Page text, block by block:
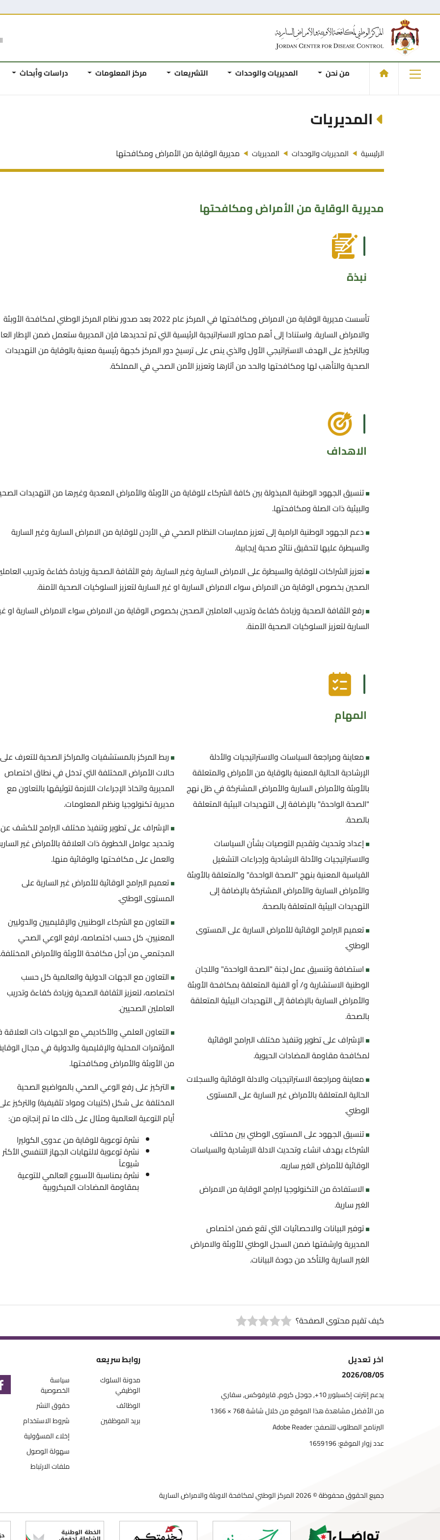
من نحن المديريات والوحدات التشريعات مركز المعلومات دراسات وأبحاث
المديريات
الرئيسية المديريات والوحدات المديريات مديرية الوقاية من الأمراض ومكافحتها
مديرية الوقاية من الأمراض ومكافحتها
نبذة
تأسست مديرية الوقاية من الامراض ومكافحتها في المركز عام 2022 بعد صدور نظام المركز الوطني لمكافحة الأوبئة
والامراض السارية. واستنادا إلى أهم محاور الاستراتيجية الرئيسية التي تم تحديدها فإن المديرية ستعمل ضمن الإطار
وبالتركيز على الهدف الاستراتيجي الأول والذي ينص على ترسيخ دور المركز كجهة رئيسية معنية بالوقاية من التهديدات
الصحية والتأهب لها ومكافحتها والحد من آثارها وتعزيز الأمن الصحي في المملكة.
الاهداف
تنسيق الجهود الوطنية المبذولة بين كافة الشركاء للوقاية من الأوبئة والأمراض المعدية وغيرها من التهديدات
والبيئية ذات الصلة ومكافحتها.
دعم الجهود الوطنية الرامية إلى تعزيز ممارسات النظام الصحي في الأردن للوقاية من الامراض السارية وغير السارية
والسيطرة عليها لتحقيق نتائج صحية إيجابية.
تعزيز الشراكات للوقاية والسيطرة على الامراض السارية وغير السارية. رفع الثقافة الصحية وزيادة كفاءة وتدريب
الصحين بخصوص الوقاية من الامراض سواء الامراض السارية او غير السارية لتعزيز السلوكيات الصحية الآمنة.
رفع الثقافة الصحية وزيادة كفاءة وتدريب العاملين الصحين بخصوص الوقاية من الامراض سواء الامراض السارية او
السارية لتعزيز السلوكيات الصحية الآمنة.
المهام
معاينة ومراجعة السياسات والاستراتيجيات والأدلة
الإرشادية الحالية المعنية بالوقاية من الأمراض والمتعلقة
بالأوبئة والأمراض السارية والأمراض المشتركة في ظل نهج
"الصحة الواحدة" بالإضافة إلى التهديدات البيئية المتعلقة
بالصحة.
إعداد وتحديث وتقديم التوصيات بشأن السياسات
والاستراتيجيات والأدلة الارشادية وإجراءات التشغيل
القياسية المعنية بنهج "الصحة الواحدة" والمتعلقة بالأوبئة
والأمراض السارية والأمراض المشتركة بالإضافة إلى
التهديدات البيئية المتعلقة بالصحة.
تعميم البرامج الوقائية للأمراض السارية على المستوى
الوطني.
استضافة وتنسيق عمل لجنة "الصحة الواحدة" واللجان
الوطنية الاستشارية و/ أو الفنية المتعلقة بمكافحة الأوبئة
والأمراض السارية بالإضافة إلى التهديدات البيئية المتعلقة
بالصحة.
الإشراف على تطوير وتنفيذ مختلف البرامج الوقائية
لمكافحة مقاومة المضادات الحيوية.
معاينة ومراجعة الاستراتيجيات والادلة الوقائية والسجلات
الحالية المتعلقة بالأمراض غير السارية على المستوى
الوطني.
تنسيق الجهود على المستوى الوطني بين مختلف
الشركاء بهدف انشاء وتحديث الادلة الارشادية والسياسات
الوقائية للأمراض الغير ساريه.
الاستفادة من التكنولوجيا لبرامج الوقاية من الامراض
الغير سارية.
توفير البيانات والاحصائيات التي تقع ضمن اختصاص
المديرية وارشفتها ضمن السجل الوطني للأوبئة والامراض
الغير السارية والتأكد من جودة البيانات.
ربط المركز بالمستشفيات والمراكز الصحية للتعرف على
حالات الأمراض المختلفة التي تدخل في نطاق اختصاص
المديرية واتخاذ الإجراءات اللازمة لتوثيقها بالتعاون مع
مديرية تكنولوجيا ونظم المعلومات.
الإشراف على تطوير وتنفيذ مختلف البرامج للكشف عن
وتحديد عوامل الخطورة ذات العلاقة بالأمراض غير
والعمل على مكافحتها والوقائية منها.
تعميم البرامج الوقائية للأمراض غير السارية على
المستوى الوطني.
التعاون مع الشركاء الوطنيين والإقليميين والدوليين
المعنيين، كل حسب اختصاصه، لرفع الوعي الصحي
المجتمعي من أجل مكافحة الأوبئة والأمراض
التعاون مع الجهات الدولية والعالمية كل حسب
اختصاصه، لتعزيز الثقافة الصحية وزيادة كفاءة وتدريب
العاملين الصحيين.
التعاون العلمي والأكاديمي مع الجهات ذات
المؤتمرات المحلية والإقليمية والدولية في مجال
من الأوبئة والأمراض ومكافحتها.
التركيز على رفع الوعي الصحي بالمواضيع الصحية
المختلفة على شكل (كتيبات ومواد تثقيفية) والتركيز
أيام التوعية العالمية ومثال على ذلك ما تم إنجازه من:
نشرة توعوية للوقاية من عدوى الكوليرا
نشرة توعوية لالتهابات الجهاز التنفسي الأكثر
شيوعاً
نشرة بمناسبة الأسبوع العالمي للتوعية
بمقاومة المضادات الميكروبية
كيف تقيم محتوى الصفحة؟
اخر تعديل
2026/08/05
يدعم إنترنت إكسبلورر 10+, جوجل كروم, فايرفوكس, سفاري
من الأفضل مشاهدة هذا الموقع من خلال شاشة 768 × 1366
البرنامج المطلوب للتصفح: Adobe Reader
عدد زوار الموقع:1659196
روابط سريعه
مدونة السلوك
الوظيفي
الوظائف
بريد الموظفين
سياسة
الخصوصية
حقوق النشر
شروط الاستخدام
إخلاء المسؤولية
سهولة الوصول
ملفات الارتباط
جميع الحقوق محفوظة © 2026 المركز الوطني لمكافحة الاوبئة والامراض السارية